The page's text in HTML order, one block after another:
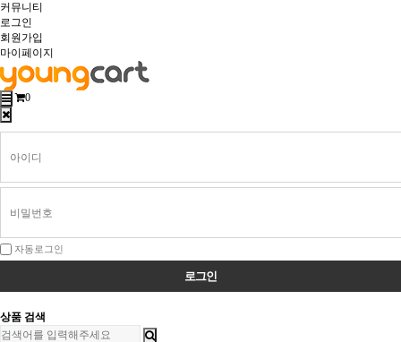
커뮤니티
로그인
회원가입
마이페이지
0
그
자동로그인
상품 검색